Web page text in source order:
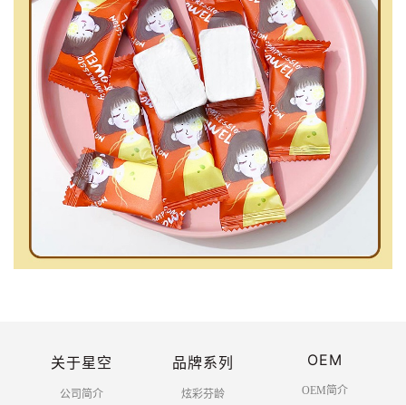
关于星空
公司简介
品牌系列
炫彩芬龄
OEM
OEM简介